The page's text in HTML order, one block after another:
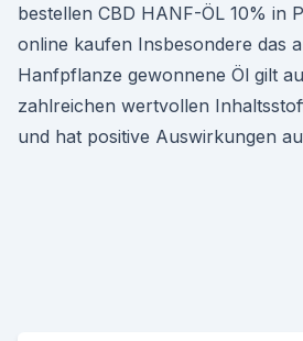
bestellen CBD HANF-ÖL 10% in
online kaufen Insbesondere das
Hanfpflanze gewonnene Öl gilt
zahlreichen wertvollen
und hat positive Auswirkungen